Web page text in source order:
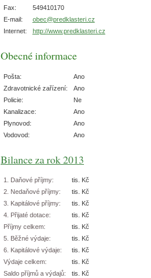
Fax:
549410170
E-mail:
obec@predklasteri.cz
Internet:
http://www.predklasteri.cz
Obecné informace
Pošta:
Ano
Zdravotnické zařízení:
Ano
Policie:
Ne
Kanalizace:
Ano
Plynovod:
Ano
Vodovod:
Ano
Bilance za rok 2013
1. Daňové příjmy:
tis. Kč
2. Nedaňové příjmy:
tis. Kč
3. Kapitálové příjmy:
tis. Kč
4. Přijaté dotace:
tis. Kč
Příjmy celkem:
tis. Kč
5. Běžné výdaje:
tis. Kč
6. Kapitálové výdaje:
tis. Kč
Výdaje celkem:
tis. Kč
Saldo příjmů a výdajů:
tis. Kč